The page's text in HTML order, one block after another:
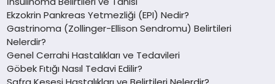
Ekzokrin Pankreas Yetmezliği (EPI) Nedir?
Gastrinoma (Zollinger-Ellison Sendromu) Belirtileri
Nelerdir?
Genel Cerrahi Hastalıkları ve Tedavileri
Göbek Fıtığı Nasıl Tedavi Edilir?